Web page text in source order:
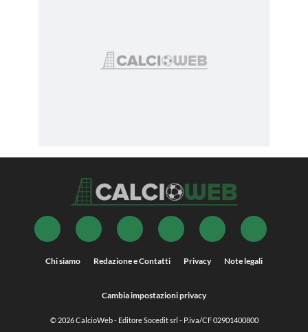
Chi siamo Redazione e Contatti Privacy Note legali
Cambia impostazioni privacy
© 2026CalcioWeb- Editore Socedit srl - P.iva/CF 02901400800